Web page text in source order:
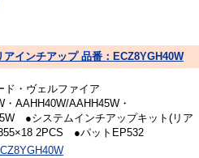
インチアップ 品番：ECZ8YGH40W
ド・ヴェルファイア
AAHH40W/AAHH45W・
●システムインチアップキット(リア
2PCS ●パットEP532